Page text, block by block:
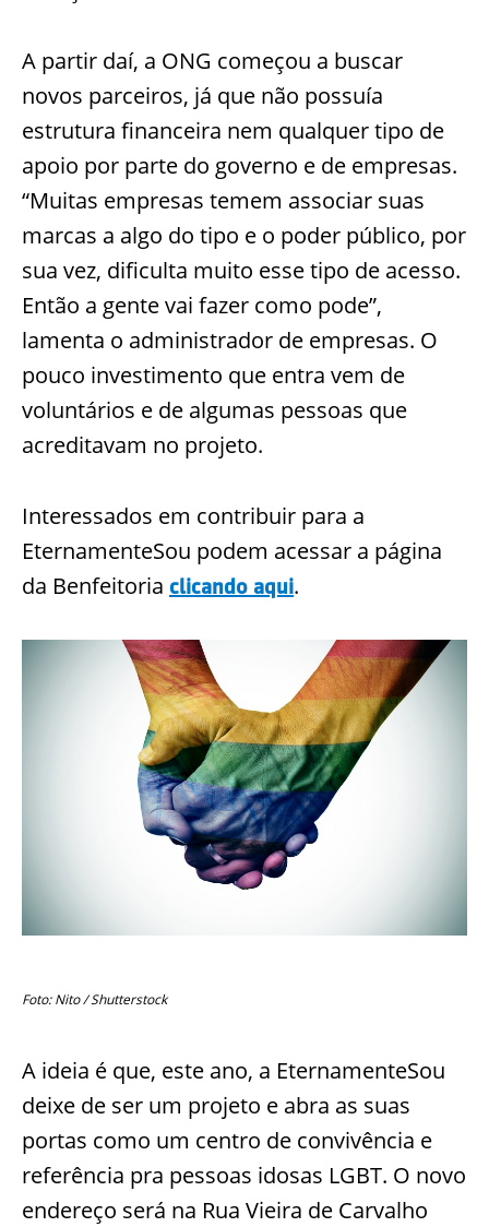
A partir daí, a ONG começou a buscar
novos parceiros, já que não possuía
estrutura financeira nem qualquer tipo de
apoio por parte do governo e de empresas.
“Muitas empresas temem associar suas
marcas a algo do tipo e o poder público, por
sua vez, dificulta muito esse tipo de acesso.
Então a gente vai fazer como pode”,
lamenta o administrador de empresas. O
pouco investimento que entra vem de
voluntários e de algumas pessoas que
acreditavam no projeto.
Interessados em contribuir para a
EternamenteSou podem acessar a página
da Benfeitoria clicando aqui.
Foto: Nito / Shutterstock
A ideia é que, este ano, a EternamenteSou
deixe de ser um projeto e abra as suas
portas como um centro de convivência e
referência pra pessoas idosas LGBT. O novo
endereço será na Rua Vieira de Carvalho